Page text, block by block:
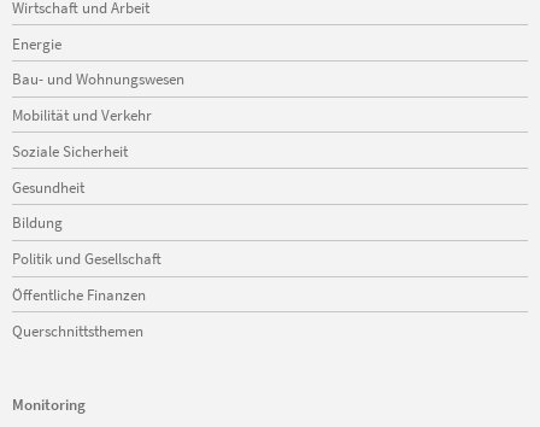
Wirtschaft und Arbeit
Energie
Bau- und Wohnungswesen
Mobilität und Verkehr
Soziale Sicherheit
Gesundheit
Bildung
Politik und Gesellschaft
Öffentliche Finanzen
Querschnittsthemen
Monitoring